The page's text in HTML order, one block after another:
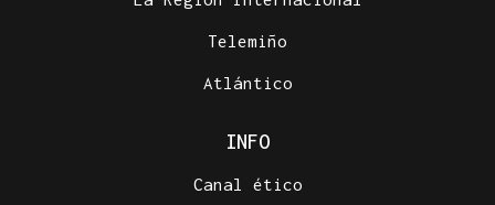
Telemiño
Atlántico
INFO
Canal ético